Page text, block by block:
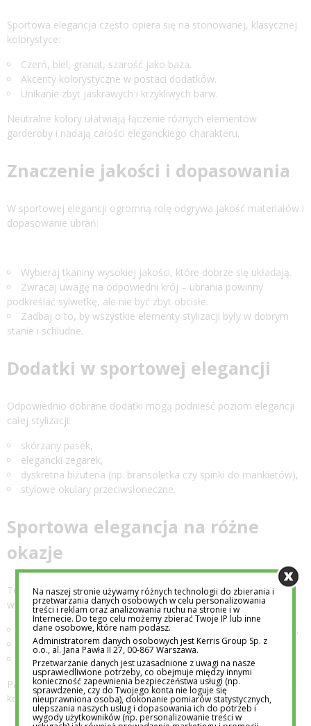
Sportowa elegancja często opiera się na stonowanej, klasycznej
kolorystyce:
Czerń, biel, granat, szarość jako baza.
Akcenty kolorystyczne w postaci dodatków.
Unikanie zbyt jaskrawych i krzykliwych barw.
Neutralne kolory ułatwiają łączenie różnych elementów
garderoby i nadają całości eleganckiego charakteru.
Znaczenie jakości i dopasowania
W sportowej elegancji ogromną rolę odgrywa jakość materiałów i
dopasowanie ubrań:
Wybieraj tkaniny wysokiej jakości, które dobrze się układają.
Zwracaj uwagę na odpowiedni krój – ubrania powinny
podkreślać sylwetkę, ale nie być zbyt obcisłe.
Zadbaj o to, by wszystkie elementy stylizacji były w dobrym
stanie i schludne.
Dodatki w sportowej elegancji
Odpowiednio dobrane dodatki mogą podnieść poziom elegancji
całej stylizacji:
skórzany pasek,
elegancki zegarek,
dyskretna biżuteria (np. bransoletka czy spinki do mankietów),
stylowe okulary przeciwsłoneczne.
Sportowa elegancja na różne
okazje
Ten styl jest niezwykle uniwersalny i można go dostosować do
wielu sytuacji:
Do pracy: marynarka, koszula, chinosy i eleganckie sneakersy.
Na spotkanie ze znajomymi: polo, jeansy i mokasyny.
Na randkę: sweter, eleganckie spodnie i zamszowe buty.
Pamiętaj, że kluczem do sukcesu jest dostosowanie stylizacji do
konkretnej okazji i miejsca.
Na naszej stronie używamy różnych technologii do zbierania i
przetwarzania danych osobowych w celu personalizowania
treści i reklam oraz analizowania ruchu na stronie i w
Internecie. Do tego celu możemy zbierać Twoje IP lub inne
dane osobowe, które nam podasz.
Administratorem danych osobowych jest Kerris Group Sp. z
o.o., al. Jana Pawła II 27, 00-867 Warszawa.
Przetwarzanie danych jest uzasadnione z uwagi na nasze
usprawiedliwione potrzeby, co obejmuje między innymi
konieczność zapewnienia bezpieczeństwa usługi (np.
sprawdzenie, czy do Twojego konta nie loguje się
nieuprawniona osoba), dokonanie pomiarów statystycznych,
ulepszania naszych usług i dopasowania ich do potrzeb i
wygody użytkowników (np. personalizowanie treści w